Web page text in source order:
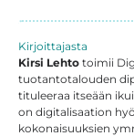
Kirjoittajasta
Kirsi Lehto toimii
tuotantotalouden
tituleeraa itseään
on digitalisaation
kokonaisuuksien